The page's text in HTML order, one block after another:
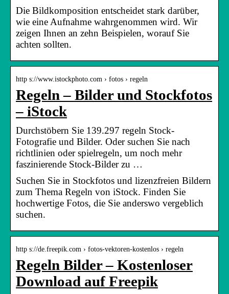
Die Bildkomposition entscheidet stark darüber,
wie eine Aufnahme wahrgenommen wird. Wir
zeigen Ihnen an zehn Beispielen, worauf Sie
achten sollten.
http s://www.istockphoto.com › fotos › regeln
Regeln – Bilder und Stockfotos
– iStock
Durchstöbern Sie 139.297 regeln Stock-
Fotografie und Bilder. Oder suchen Sie nach
richtlinien oder spielregeln, um noch mehr
faszinierende Stock-Bilder zu …
Suchen Sie in Stockfotos und lizenzfreien Bildern
zum Thema Regeln von iStock. Finden Sie
hochwertige Fotos, die Sie anderswo vergeblich
suchen.
http s://de.freepik.com › fotos-vektoren-kostenlos › regeln
Regeln Bilder – Kostenloser
Download auf Freepik